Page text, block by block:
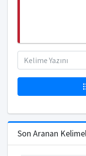
Son Aranan